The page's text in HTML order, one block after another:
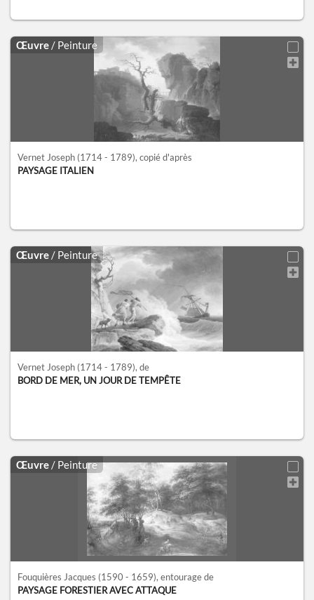
Œuvre / Peinture
Vernet Joseph (1714 - 1789), copié d'après
PAYSAGE ITALIEN
Œuvre / Peinture
Vernet Joseph (1714 - 1789), de
BORD DE MER, UN JOUR DE TEMPÊTE
Œuvre / Peinture
Fouquières Jacques (1590 - 1659), entourage de
PAYSAGE FORESTIER AVEC ATTAQUE